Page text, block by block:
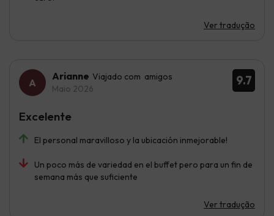
Ver tradução
9.7
Arianne Viajado com amigos
Maio 2026
El personal maravilloso y la ubicación inmejorable!
Un poco más de variedad en el buffet pero para un fin de
semana más que suficiente
Ver tradução
Excelente